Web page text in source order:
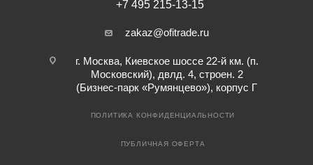
+7 495 215-13-15
zakaz@ofitrade.ru
г. Москва, Киевское шоссе 22-й км. (п.
Московский), двлд. 4, строен. 2
(Бизнес-парк «Румянцево»), корпус Г
ПОЛИТИКА КОНФИДЕНЦИАЛЬНОСТИ
ПУБЛИЧНАЯ ОФЕРТА